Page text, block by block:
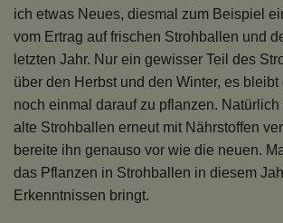
ich etwas Neues, diesmal zum Beispiel
vom Ertrag auf frischen Strohballen und
letzten Jahr. Nur ein gewisser Teil des
über den Herbst und den Winter, es
noch einmal darauf zu pflanzen.
alte Strohballen erneut mit Nährstoffen
bereite ihn genauso vor wie die neuen.
das Pflanzen in Strohballen in diesem
Erkenntnissen bringt.